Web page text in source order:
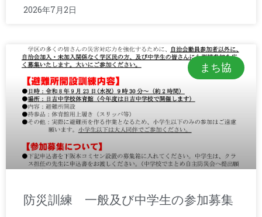
2026年7月2日
まち協
防災訓練 一般及び中学生の参加募集